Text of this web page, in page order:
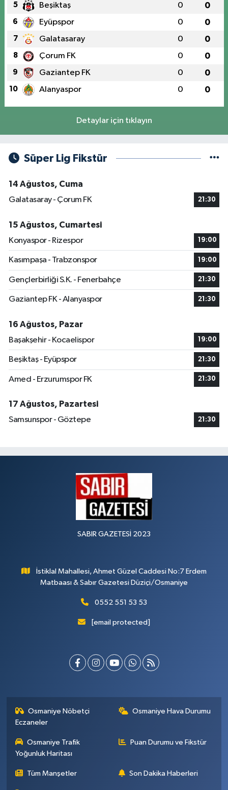
5 Beşiktaş 0 0
6 Eyüpspor 0 0
7 Galatasaray 0 0
8 Çorum FK 0 0
9 Gaziantep FK 0 0
10 Alanyaspor 0 0
Detaylar için tıklayın
Süper Lig Fikstür
14 Ağustos, Cuma
Galatasaray - Çorum FK
21:30
15 Ağustos, Cumartesi
Konyaspor - Rizespor
19:00
Kasımpaşa - Trabzonspor 19:00
Gençlerbirliği S.K. - Fenerbahçe 21:30
Gaziantep FK - Alanyaspor 21:30
16 Ağustos, Pazar
Başakşehir - Kocaelispor
19:00
Beşiktaş - Eyüpspor 21:30
Amed - Erzurumspor FK 21:30
17 Ağustos, Pazartesi
Samsunspor - Göztepe
21:30
SABIR GAZETESİ 2023
İstiklal Mahallesi, Ahmet Güzel Caddesi No:7 Erdem
Matbaası & Sabır Gazetesi Düziçi/Osmaniye
0552 551 53 53
[email protected]
Osmaniye Nöbetçi
Eczaneler
Osmaniye Hava Durumu
Osmaniye Trafik
Yoğunluk Haritası
Puan Durumu ve Fikstür
Tüm Manşetler Son Dakika Haberleri